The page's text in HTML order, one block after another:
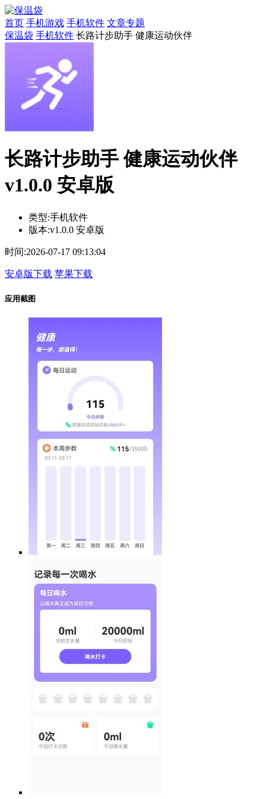
首页 手机游戏 手机软件 文章专题
保温袋 手机软件 长路计步助手 健康运动伙伴
长路计步助手 健康运动伙伴
v1.0.0 安卓版
类型:手机软件
版本:v1.0.0 安卓版
时间:2026-07-17 09:13:04
安卓版下载 苹果下载
应用截图